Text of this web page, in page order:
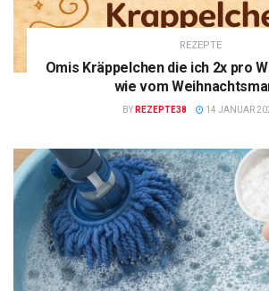
REZEPTE
Omis Kräppelchen die ich 2x pro
wie vom
BY REZEPTE38 14 JANUAR